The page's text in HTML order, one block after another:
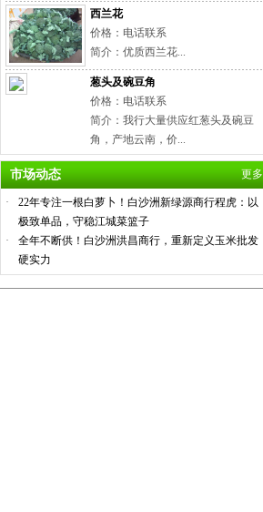
西兰花
价格：电话联系
简介：优质西兰花...
葱头及碗豆角
价格：电话联系
简介：我行大量供应红葱头及碗豆
角，产地云南，价...
市场动态 更多
·
22年专注一根白萝卜！白沙洲新绿源商行程虎：以
极致单品，守稳江城菜篮子
·
全年不断供！白沙洲洪昌商行，重新定义玉米批发
硬实力